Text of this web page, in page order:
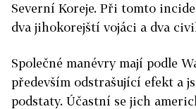
Severní Koreje. Při tomto
dva jihokorejští vojáci a dva
Společné manévry mají podle
především odstrašující efekt a
podstaty. Účastní se jich